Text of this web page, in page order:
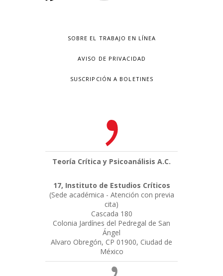
SOBRE EL TRABAJO EN LÍNEA
AVISO DE PRIVACIDAD
SUSCRIPCIÓN A BOLETINES
Teoría Crítica y Psicoanálisis A.C.
17, Instituto de Estudios Críticos
(Sede académica - Atención con previa
cita)
Cascada 180
Colonia Jardínes del Pedregal de San
Ángel
Alvaro Obregón, CP 01900, Ciudad de
México